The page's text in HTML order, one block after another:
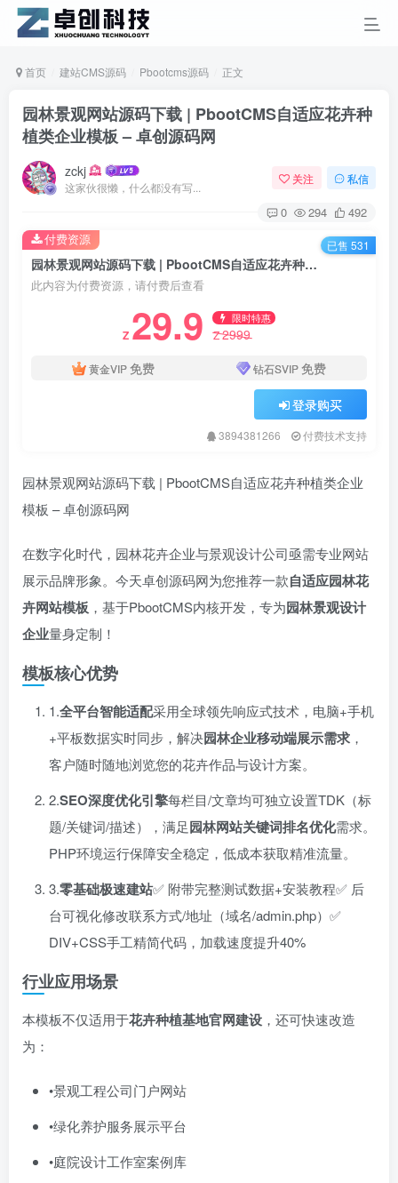
首页 建站CMS源码 Pbootcms源码 正文
园林景观网站源码下载 | PbootCMS自适应花卉种
植类企业模板 – 卓创源码网
zckj
这家伙很懒，什么都没有写...
关注 私信
0 294 492
园林景观网站源码下载 | PbootCMS自适应花卉种植类企业模板 – 卓创源码网
此内容为付费资源，请付费后查看
Z 29.9 限时特惠
Z2999
黄金VIP免费 钻石SVIP免费
登录购买
3894381266 付费技术支持
付费资源 已售 531
园林景观网站源码下载 | PbootCMS自适应花卉种植类企业
模板 – 卓创源码网
在数字化时代，园林花卉企业与景观设计公司亟需专业网站
展示品牌形象。今天卓创源码网为您推荐一款自适应园林花
卉网站模板 ，基于PbootCMS内核开发，专为园林景观设计
企业量身定制！
模板核心优势
1.​全平台智能适配​采用全球领先响应式技术，电脑+手机
+平板数据实时同步，解决园林企业移动端展示需求 ，
客户随时随地浏览您的花卉作品与设计方案。
2.​SEO深度优化引擎​每栏目/文章均可独立设置TDK（标
题/关键词/描述），满足园林网站关键词排名优化需求。
PHP环境运行保障安全稳定，低成本获取精准流量。
3.​零基础极速建站​✅ 附带完整测试数据+安装教程✅ 后
台可视化修改联系方式/地址（域名/admin.php）✅
DIV+CSS手工精简代码，加载速度提升40%
行业应用场景
本模板不仅适用于花卉种植基地官网建设 ，还可快速改造
为：
•景观工程公司门户网站
•绿化养护服务展示平台
•庭院设计工作室案例库